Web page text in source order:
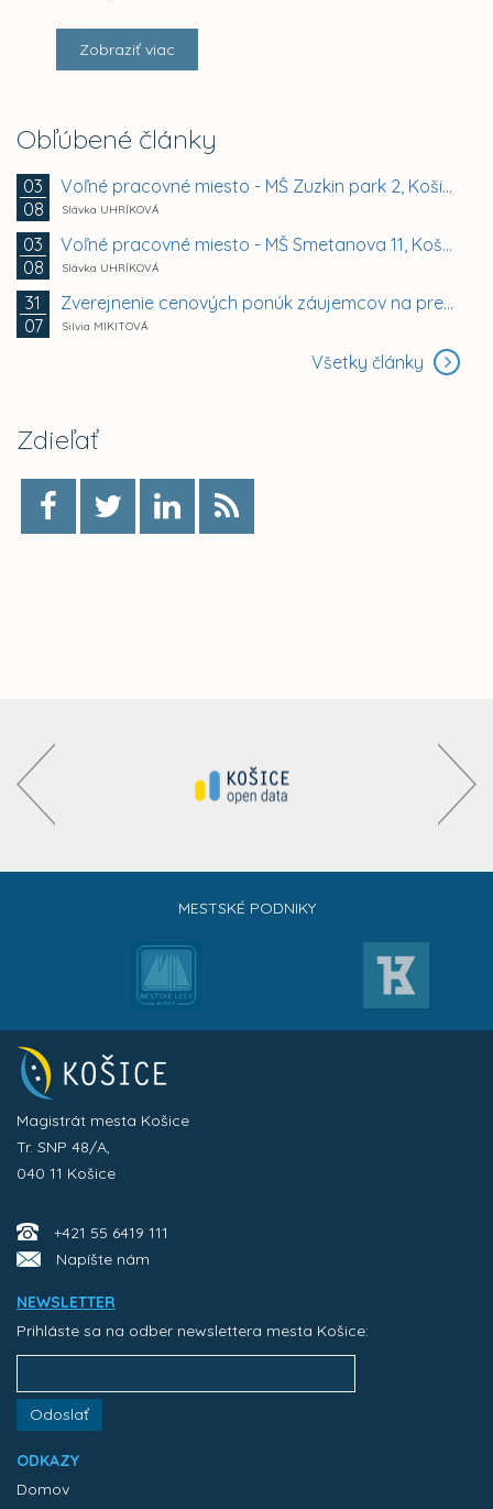
Zobraziť viac
Obľúbené články
03
08
Voľné pracovné miesto - MŠ Zuzkin park 2, Košice -...
Slávka UHRÍKOVÁ
03
08
Voľné pracovné miesto - MŠ Smetanova 11, Košice -...
Slávka UHRÍKOVÁ
31
07
Zverejnenie cenových ponúk záujemcov na prenájom...
Silvia MIKITOVÁ
Všetky články
Zdieľať
MESTSKÉ PODNIKY
Magistrát mesta Košice
Tr. SNP 48/A,
040 11 Košice
+421 55 6419 111
Napíšte nám
NEWSLETTER
Prihláste sa na odber newslettera mesta Košice:
Odoslať
ODKAZY
Domov